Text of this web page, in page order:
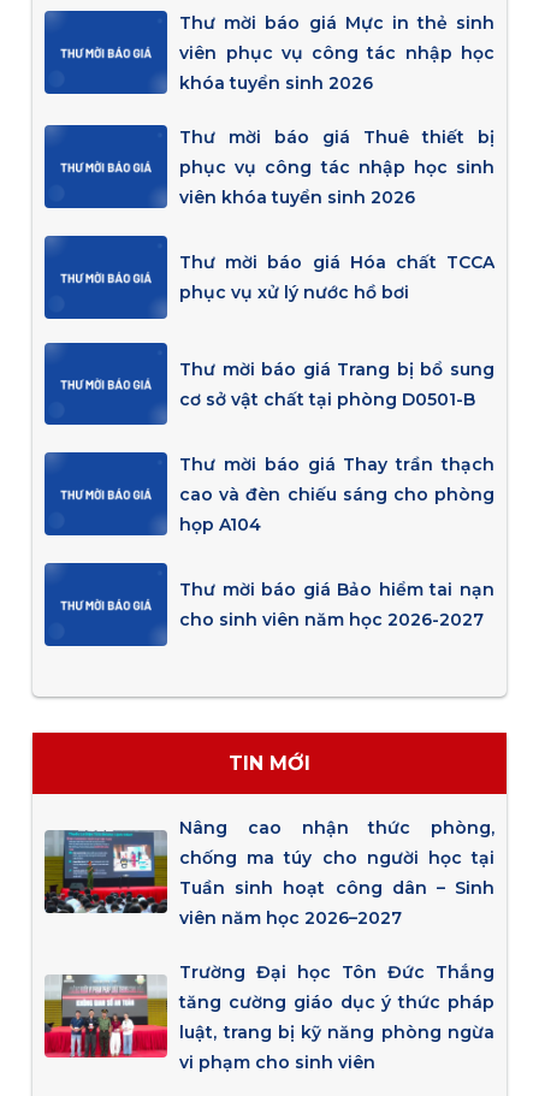
Thư mời báo giá Mực in thẻ sinh
viên phục vụ công tác nhập học
khóa tuyển sinh 2026
Thư mời báo giá Thuê thiết bị
phục vụ công tác nhập học sinh
viên khóa tuyển sinh 2026
Thư mời báo giá Hóa chất TCCA
phục vụ xử lý nước hồ bơi
Thư mời báo giá Trang bị bổ sung
cơ sở vật chất tại phòng D0501-B
Thư mời báo giá Thay trần thạch
cao và đèn chiếu sáng cho phòng
họp A104
Thư mời báo giá Bảo hiểm tai nạn
cho sinh viên năm học 2026-2027
TIN MỚI
Nâng cao nhận thức phòng,
chống ma túy cho người học tại
Tuần sinh hoạt công dân – Sinh
viên năm học 2026–2027
Trường Đại học Tôn Đức Thắng
tăng cường giáo dục ý thức pháp
luật, trang bị kỹ năng phòng ngừa
vi phạm cho sinh viên